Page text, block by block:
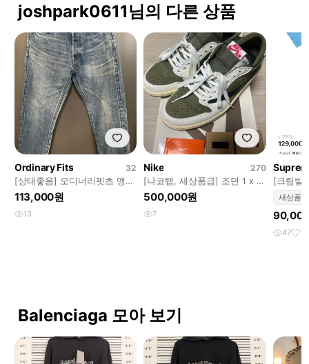
joshpark0611님의 다른 상품
Ordinary Fits
32
[상태좋음] 오디너리핏츠 앵클
데님 3YEAR 32사이즈
113,000원
13
Nike
270
[나코탭, 새상품급] 조던 1 x 트
래비스 스캇 레트로 로우 OG
SP
500,000원
7
[크림발,
즈 티셔
새상품
47 1
Balenciaga 모아 보기